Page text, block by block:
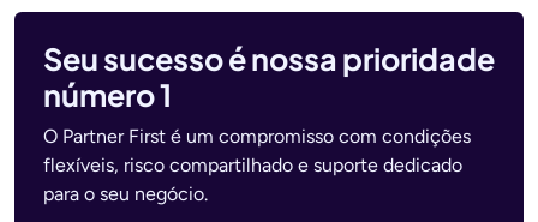
Seu sucesso é nossa prioridade
número 1
O Partner First é um compromisso com condições
flexíveis, risco compartilhado e suporte dedicado
para o seu negócio.